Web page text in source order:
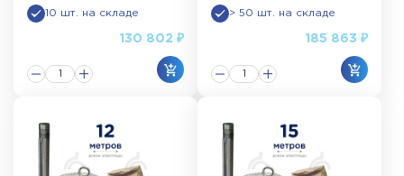
10 шт. на складе
130 802 ₽
> 50 шт. на складе
185 863 ₽